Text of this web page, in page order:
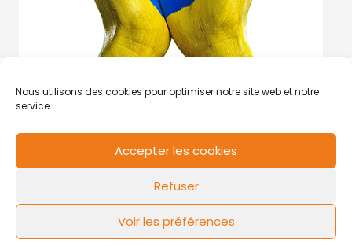
Nous utilisons des cookies pour optimiser notre site web et notre
service.
Accepter les cookies
Refuser
Voir les préférences
Mentions légales Politique de cookies
FLOW44